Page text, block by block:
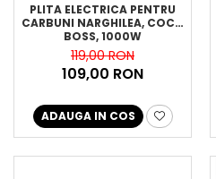
PLITA ELECTRICA PENTRU
CARBUNI NARGHILEA, COCO
BOSS, 1000W
119,00 RON
109,00 RON
ADAUGA IN COS